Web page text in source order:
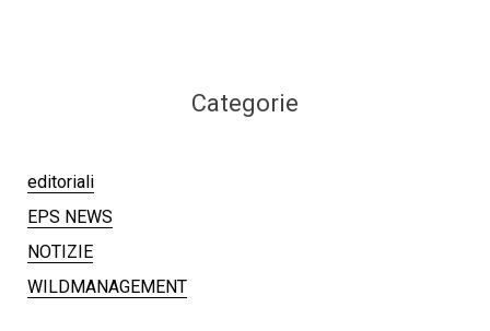
Categorie
editoriali
EPS NEWS
NOTIZIE
WILDMANAGEMENT